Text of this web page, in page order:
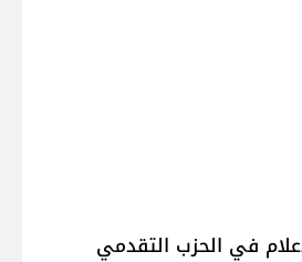
في الحزب التقدمي